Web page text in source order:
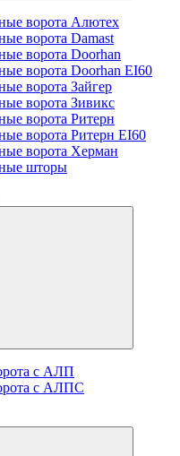
ворота Алютех
ворота Damast
ворота Doorhan
ворота Doorhan EI60
ворота Зайгер
ворота Зивикс
ворота Ритерн
ворота Ритерн EI60
ворота Херман
шторы
с АЛП
с АЛПС